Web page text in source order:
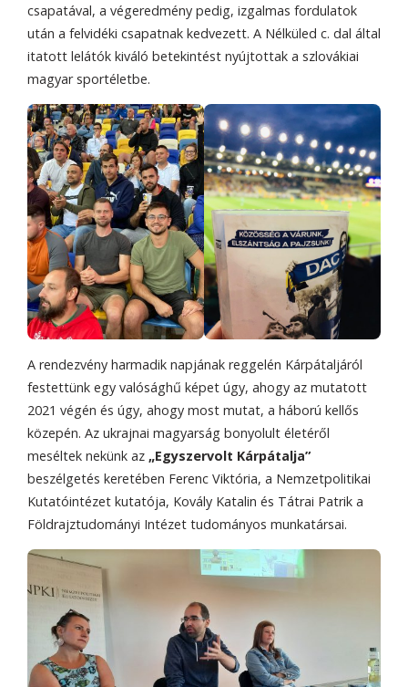
csapatával, a végeredmény pedig, izgalmas fordulatok
után a felvidéki csapatnak kedvezett. A Nélküled c. dal által
itatott lelátók kiváló betekintést nyújtottak a szlovákiai
magyar sportéletbe.
A rendezvény harmadik napjának reggelén Kárpátaljáról
festettünk egy valósághű képet úgy, ahogy az mutatott
2021 végén és úgy, ahogy most mutat, a háború kellős
közepén. Az ukrajnai magyarság bonyolult életéről
meséltek nekünk az „Egyszervolt Kárpátalja”
beszélgetés keretében Ferenc Viktória, a Nemzetpolitikai
Kutatóintézet kutatója, Kovály Katalin és Tátrai Patrik a
Földrajztudományi Intézet tudományos munkatársai.